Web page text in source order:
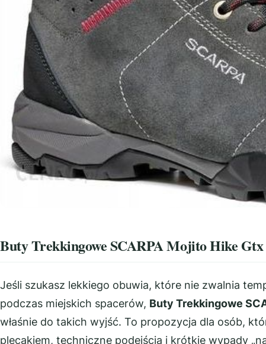
Buty Trekkingowe SCARPA Mojito Hike
Jeśli szukasz lekkiego obuwia, które nie zwalnia
podczas miejskich spacerów, Buty Trekkingowe
właśnie do takich wyjść. To propozycja dla osób,
plecakiem, techniczne podejścia i krótkie wypady